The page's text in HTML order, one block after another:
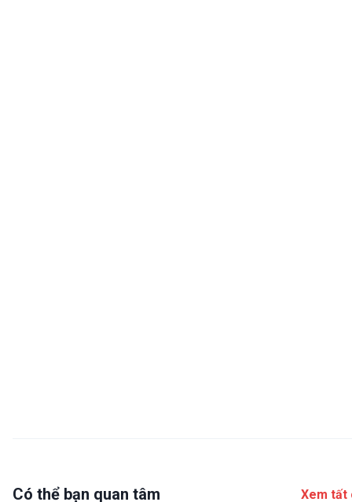
Có thể bạn quan tâm Xem tất